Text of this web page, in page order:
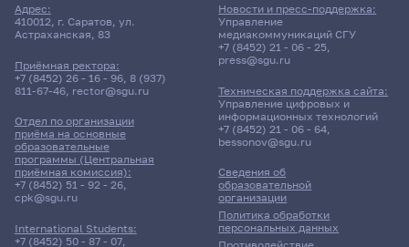
Адрес:
410012, г. Саратов, ул.
Астраханская, 83
Приёмная ректора:
+7 (8452) 26 - 16 - 96, 8 (937)
811-67-46, rector@sgu.ru
Отдел по организации
приёма на основные
образовательные
программы (Центральная
приёмная комиссия):
+7 (8452) 51 - 92 - 26,
cpk@sgu.ru
International Students:
+7 (8452) 50 - 87 - 07,
Сведения об
образовательной
организации
Политика обработки
персональных данных
Новости и пресс-поддержка:
Управление
медиакоммуникаций СГУ
+7 (8452) 21 - 06 - 25,
press@sgu.ru
Техническая поддержка сайта:
Управление цифровых и
информационных технологий
+7 (8452) 21 - 06 - 64,
bessonov@sgu.ru